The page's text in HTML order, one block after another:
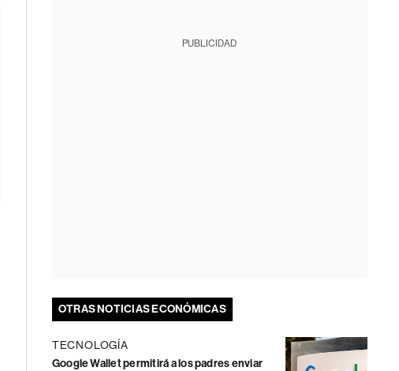
PUBLICIDAD
OTRAS NOTICIAS ECONÓMICAS
TECNOLOGÍA
Google Wallet permitirá a los padres enviar